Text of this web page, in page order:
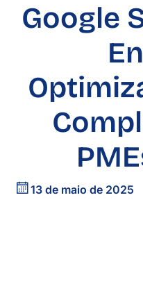
Google
13 de maio de 2025